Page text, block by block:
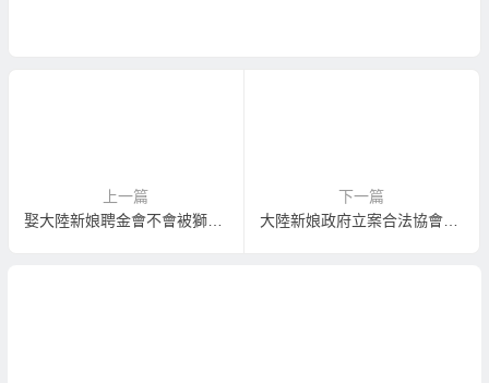
上一篇
娶大陸新娘聘金會不會被獅子大開口？
下一篇
大陸新娘政府立案合法協會履約保證大陸新娘介紹